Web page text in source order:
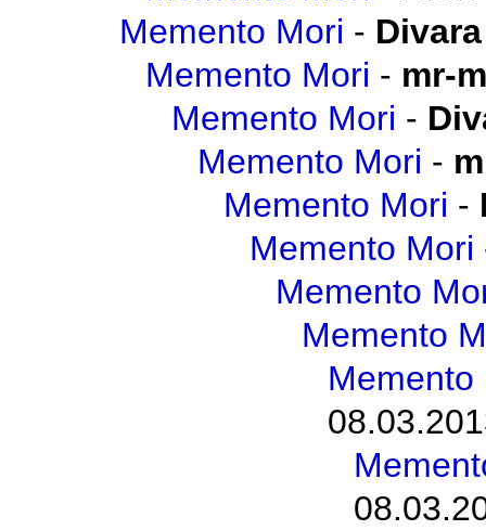
Memento Mori - Divara
Memento Mori - mr-
Memento Mori -
Memento Mori -
Memento Mori -
Memento Mori
Memento
Memento
Memento